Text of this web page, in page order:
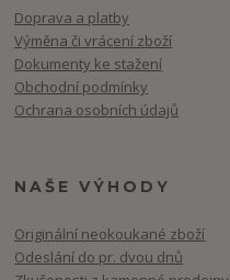
Doprava a platby
Výměna či vrácení zboží
Dokumenty ke stažení
Obchodní podmínky
Ochrana osobních údajů
NAŠE VÝHODY
Originální neokoukané zboží
Odeslání do pr. dvou dnů